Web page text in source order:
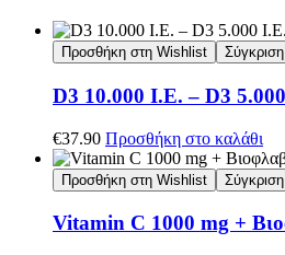
Προσθήκη στη Wishlist Σύγκριση
D3 10.000 I.E. – D3
€37.90 Προσθήκη στο καλάθι
Προσθήκη στη Wishlist Σύγκριση
Vitamin C 1000 mg +